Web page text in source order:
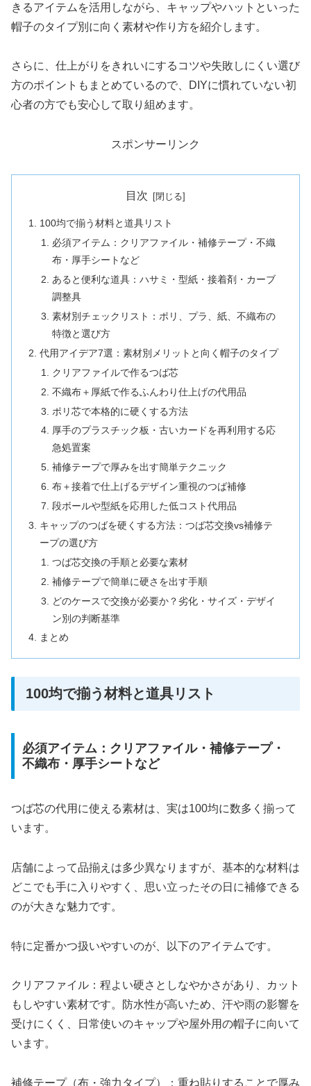
きるアイテムを活用しながら、キャップやハットといった
帽子のタイプ別に向く素材や作り方を紹介します。
さらに、仕上がりをきれいにするコツや失敗しにくい選び
方のポイントもまとめているので、DIYに慣れていない初
心者の方でも安心して取り組めます。
スポンサーリンク
目次
100均で揃う材料と道具リスト
必須アイテム：クリアファイル・補修テープ・不織
布・厚手シートなど
あると便利な道具：ハサミ・型紙・接着剤・カーブ
調整具
素材別チェックリスト：ポリ、プラ、紙、不織布の
特徴と選び方
代用アイデア7選：素材別メリットと向く帽子のタイプ
クリアファイルで作るつば芯
不織布＋厚紙で作るふんわり仕上げの代用品
ポリ芯で本格的に硬くする方法
厚手のプラスチック板・古いカードを再利用する応
急処置案
補修テープで厚みを出す簡単テクニック
布＋接着で仕上げるデザイン重視のつば補修
段ボールや型紙を応用した低コスト代用品
キャップのつばを硬くする方法：つば芯交換vs補修テ
ープの選び方
つば芯交換の手順と必要な素材
補修テープで簡単に硬さを出す手順
どのケースで交換が必要か？劣化・サイズ・デザイ
ン別の判断基準
まとめ
100均で揃う材料と道具リスト
必須アイテム：クリアファイル・補修テープ・
不織布・厚手シートなど
つば芯の代用に使える素材は、実は100均に数多く揃って
います。
店舗によって品揃えは多少異なりますが、基本的な材料は
どこでも手に入りやすく、思い立ったその日に補修できる
のが大きな魅力です。
特に定番かつ扱いやすいのが、以下のアイテムです。
クリアファイル：程よい硬さとしなやかさがあり、カット
もしやすい素材です。防水性が高いため、汗や雨の影響を
受けにくく、日常使いのキャップや屋外用の帽子に向いて
います。
補修テープ（布・強力タイプ）：重ね貼りすることで厚み